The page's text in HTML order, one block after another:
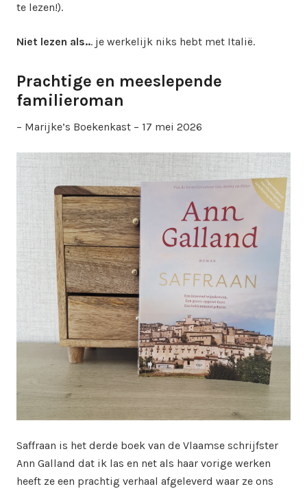
te lezen!).
Niet lezen als... je werkelijk niks hebt met Italië.
Prachtige en meeslepende
familieroman
– Marijke’s Boekenkast – 17 mei 2026
Saffraan is het derde boek van de Vlaamse schrijfster
Ann Galland dat ik las en net als haar vorige werken
heeft ze een prachtig verhaal afgeleverd waar ze ons